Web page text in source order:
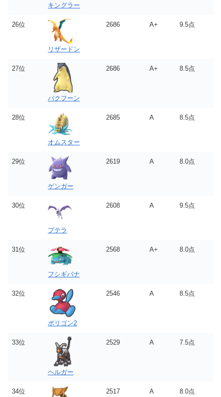
キングラー
26位
リザードン
2686 A+ 9.5点
27位
バクフーン
2686 A+ 8.5点
28位
オムスター
2685 A 8.5点
29位
ゲンガー
2619 A 8.0点
30位
プテラ
2608 A 9.5点
31位
フシギバナ
2568 A+ 8.0点
32位
ポリゴン2
2546 A 8.5点
33位
ヘルガー
2529 A 7.5点
34位 2517 A 8.0点